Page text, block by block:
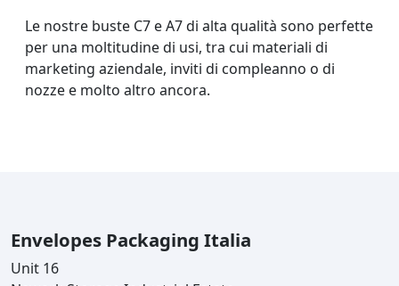
Le nostre buste C7 e A7 di alta qualità sono perfette
per una moltitudine di usi, tra cui materiali di
marketing aziendale, inviti di compleanno o di
nozze e molto altro ancora.
Envelopes Packaging Italia
Unit 16